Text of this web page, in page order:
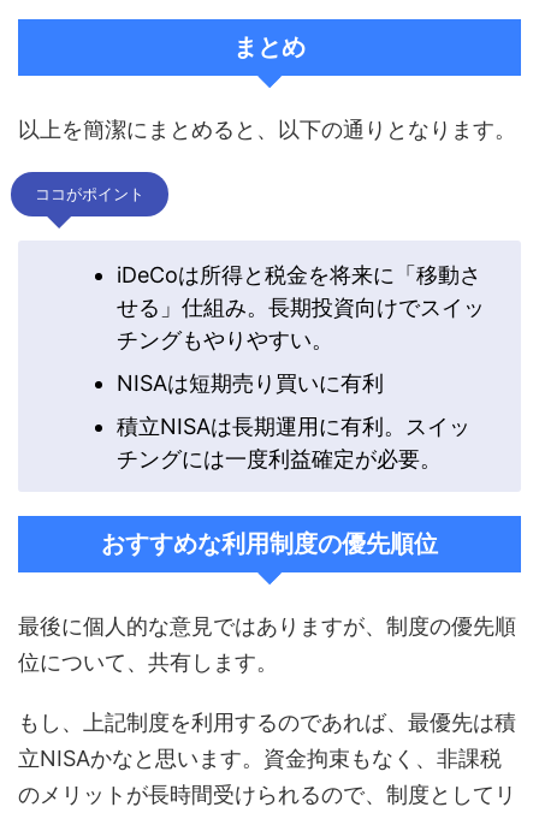
まとめ
以上を簡潔にまとめると、以下の通りとなります。
ココがポイント
iDeCoは所得と税金を将来に「移動さ
せる」仕組み。長期投資向けでスイッ
チングもやりやすい。
NISAは短期売り買いに有利
積立NISAは長期運用に有利。スイッ
チングには一度利益確定が必要。
おすすめな利用制度の優先順位
最後に個人的な意見ではありますが、制度の優先順
位について、共有します。
もし、上記制度を利用するのであれば、最優先は積
立NISAかなと思います。資金拘束もなく、非課税
のメリットが長時間受けられるので、制度としてリ